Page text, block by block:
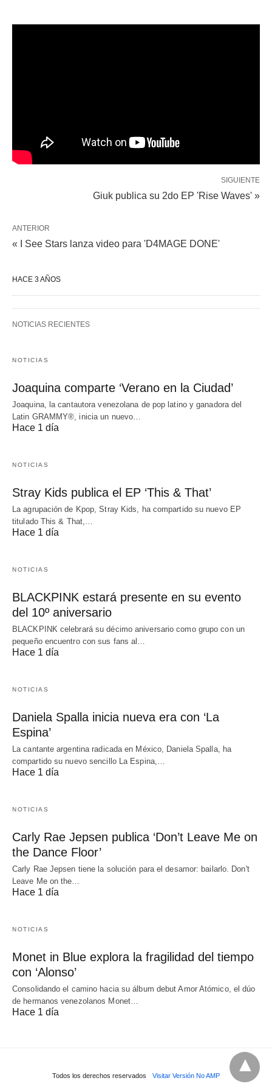
SIGUIENTE
Giuk publica su 2do EP 'Rise Waves' »
ANTERIOR
« I See Stars lanza video para 'D4MAGE DONE'
HACE 3 AÑOS
NOTICIAS RECIENTES
NOTICIAS
Joaquina comparte ‘Verano en la Ciudad’
Joaquina, la cantautora venezolana de pop latino y ganadora del
Latin GRAMMY®, inicia un nuevo…
Hace 1 día
NOTICIAS
Stray Kids publica el EP ‘This & That’
La agrupación de Kpop, Stray Kids, ha compartido su nuevo EP
titulado This & That,…
Hace 1 día
NOTICIAS
BLACKPINK estará presente en su evento
del 10º aniversario
BLACKPINK celebrará su décimo aniversario como grupo con un
pequeño encuentro con sus fans al…
Hace 1 día
NOTICIAS
Daniela Spalla inicia nueva era con ‘La
Espina’
La cantante argentina radicada en México, Daniela Spalla, ha
compartido su nuevo sencillo La Espina,…
Hace 1 día
NOTICIAS
Carly Rae Jepsen publica ‘Don’t Leave Me on
the Dance Floor’
Carly Rae Jepsen tiene la solución para el desamor: bailarlo. Don't
Leave Me on the…
Hace 1 día
NOTICIAS
Monet in Blue explora la fragilidad del tiempo
con ‘Alonso’
Consolidando el camino hacia su álbum debut Amor Atómico, el dúo
de hermanos venezolanos Monet…
Hace 1 día
Todos los derechos reservados Visitar Versión No AMP